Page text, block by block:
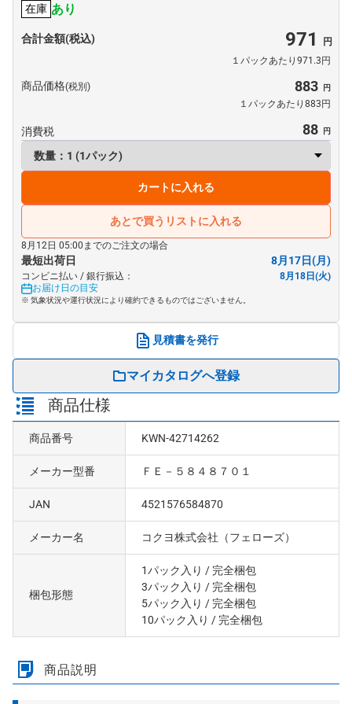
在庫 あり
合計金額(税込) 971
１パックあたり971.3円
商品価格(税別) 883
１パックあたり883円
消費税 88
カートに入れる
あとで買うリストに入れる
8月12日 05:00までのご注文の場合
最短出荷日 8月17日(月)
コンビニ払い / 銀行振込：
8月18日(火)
お届け日の目安
※ 気象状況や運行状況により確約できるものではございません。
見積書を発行
マイカタログへ登録
商品仕様
商品番号 KWN-42714262
メーカー型番 ＦＥ－５８４８７０１
JAN 4521576584870
メーカー名 コクヨ株式会社（フェローズ）
梱包形態
1パック入り / 完全梱包
3パック入り / 完全梱包
5パック入り / 完全梱包
10パック入り / 完全梱包
商品説明